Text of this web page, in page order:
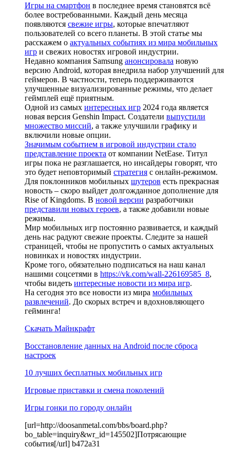
Игры на смартфон в последнее время становятся всё
более востребованными. Каждый день месяца
появляются свежие игры, которые впечатляют
пользователей со всего планеты. В этой статье мы
расскажем о актуальных событиях из мира мобильных
игр и свежих новостях игровой индустрии.
Недавно компания Samsung анонсировала новую
версию Android, которая внедрила набор улучшений для
геймеров. В частности, теперь поддерживаются
улучшенные визуализированные режимы, что делает
геймплей ещё приятным.
Одной из самых интересных игр 2024 года является
новая версия Genshin Impact. Создатели выпустили
множество миссий, а также улучшили графику и
включили новые опции.
Значимым событием в игровой индустрии стало
представление проекта от компании NetEase. Титул
игры пока не разглашается, но инсайдеры говорят, что
это будет неповторимый стратегия с онлайн-режимом.
Для поклонников мобильных шутеров есть прекрасная
новость – скоро выйдет долгожданное дополнение для
Rise of Kingdoms. В новой версии разработчики
представили новых героев, а также добавили новые
режимы.
Мир мобильных игр постоянно развивается, и каждый
день нас радуют свежие проекты. Следите за нашей
страницей, чтобы не пропустить о самых актуальных
новинках и новостях индустрии.
Кроме того, обязательно подписаться на наш канал
нашими соцсетями в https://vk.com/wall-226169585_8,
чтобы видеть интересные новости из мира игр.
На сегодня это все новости из мира мобильных
развлечений. До скорых встреч и вдохновляющего
гейминга!
Скачать Майнкрафт
Восстановление данных на Android после сброса
настроек
10 лучших бесплатных мобильных игр
Игровые приставки и смена поколений
Игры гонки по городу онлайн
[url=http://doosanmetal.com/bbs/board.php?
bo_table=inquiry&wr_id=145502]Потрясающие
события[/url] b472a31